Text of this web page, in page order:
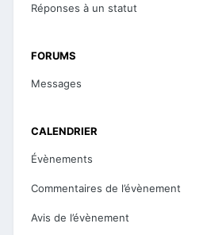
Réponses à un statut
FORUMS
Messages
CALENDRIER
Évènements
Commentaires de l’évènement
Avis de l’évènement